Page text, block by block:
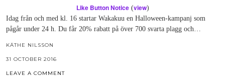
Like Button Notice(view)
Idag från och med kl. 16 startar Wakakuu en Halloween-kampanj som
pågår under 24 h. Du får 20% rabatt på över 700 svarta plagg och…
KÄTHE NILSSON
31 OCTOBER 2016
LEAVE A COMMENT